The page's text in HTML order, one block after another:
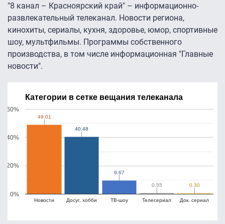
"8 канал – Красноярский край" – информационно-
развлекательный телеканал. Новости региона,
кинохиты, сериалы, кухня, здоровье, юмор, спортивные
шоу, мультфильмы. Программы собственного
производства, в том числе информационная "Главные
новости".
Категории в сетке вещания телеканала
Новости Досуг, хобби ТВ-шоу Телесериал Док. сериал
0%
20%
40%
60%
49.01
49.01
40.48
40.48
9.67
9.67
0.55
0.55 0.30
0.30